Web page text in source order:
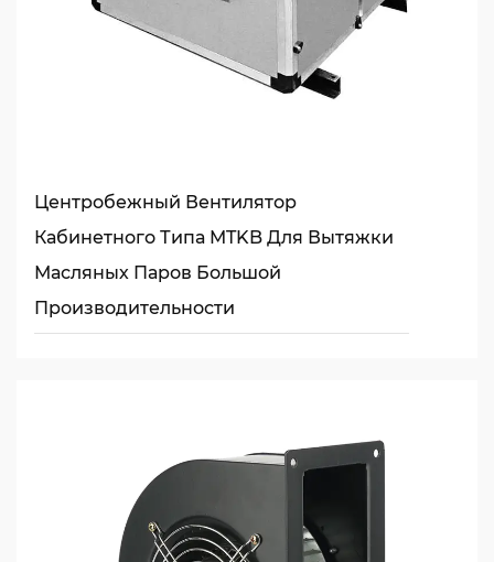
Центробежный Вентилятор
Кабинетного Типа MTKB Для Вытяжки
Масляных Паров Большой
Производительности